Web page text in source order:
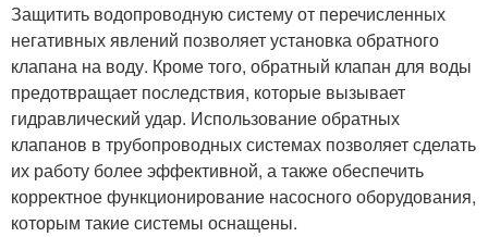
Защитить водопроводную систему от перечисленных
негативных явлений позволяет установка обратного
клапана на воду. Кроме того, обратный клапан для воды
предотвращает последствия, которые вызывает
гидравлический удар. Использование обратных
клапанов в трубопроводных системах позволяет сделать
их работу более эффективной, а также обеспечить
корректное функционирование насосного оборудования,
которым такие системы оснащены.